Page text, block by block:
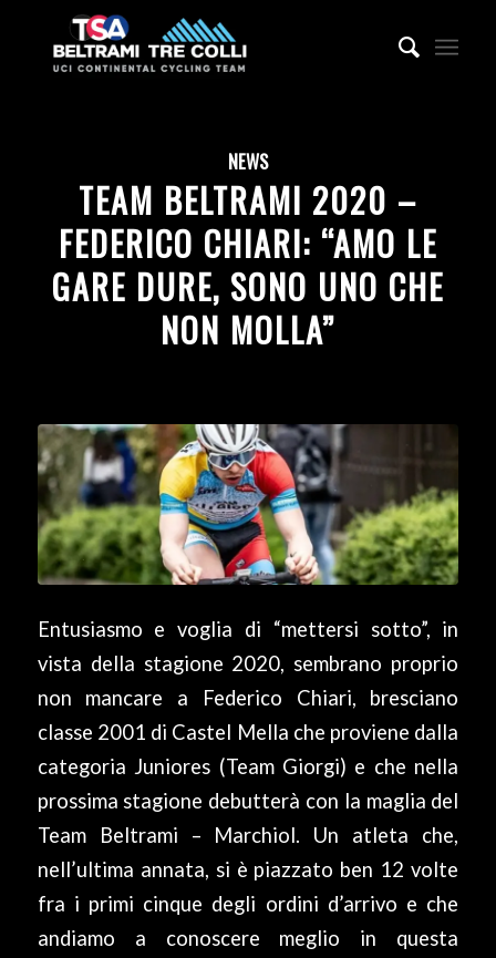
NEWS
TEAM BELTRAMI 2020 –
FEDERICO CHIARI: “AMO LE
GARE DURE, SONO UNO CHE
NON MOLLA”
Entusiasmo e voglia di “mettersi sotto”, in
vista della stagione 2020, sembrano proprio
non mancare a Federico Chiari, bresciano
classe 2001 di Castel Mella che proviene dalla
categoria Juniores (Team Giorgi) e che nella
prossima stagione debutterà con la maglia del
Team Beltrami – Marchiol. Un atleta che,
nell’ultima annata, si è piazzato ben 12 volte
fra i primi cinque degli ordini d’arrivo e che
andiamo a conoscere meglio in questa